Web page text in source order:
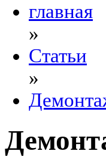
главная
»
Статьи
»